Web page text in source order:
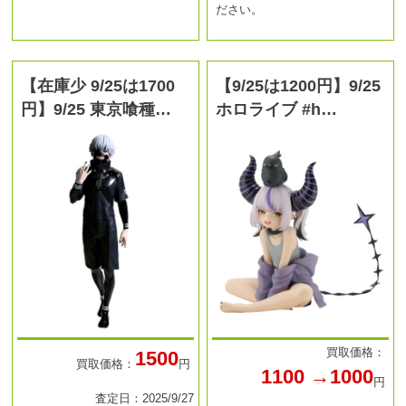
ださい。
【在庫少 9/25は1700
円】9/25 東京喰種…
買取価格： 1500円
査定日：2025/9/27
【9/25は1200円】9/25
ホロライブ #h…
買取価格：
1100 →1000円